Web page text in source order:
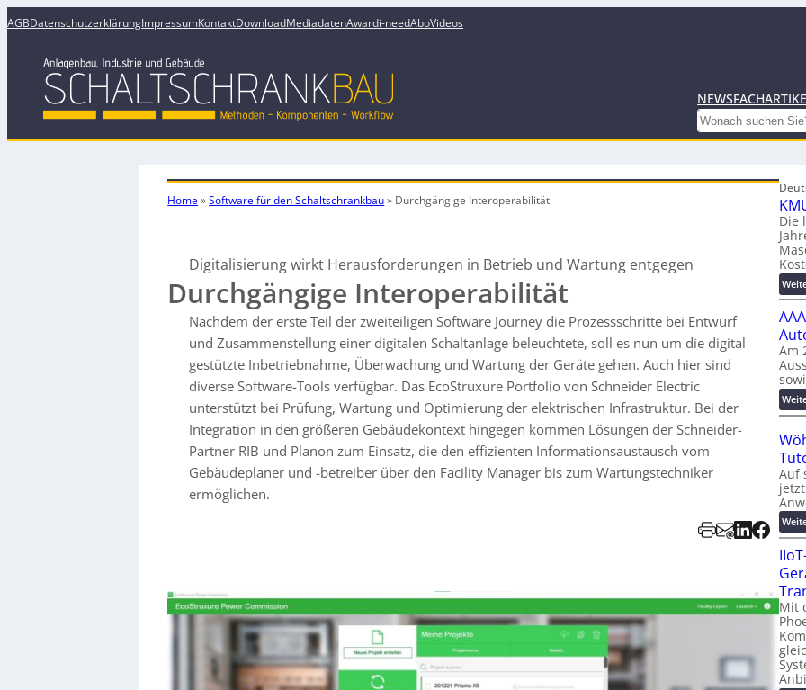
AGBDatenschutzerklärungImpressumKontaktDownloadMediadatenAwardi-needAboVideos
NEWS
Search
Home»Software für den Schaltschrankbau» Durchgängige Interoperabilität
Digitalisierung wirkt Herausforderungen in Betrieb und Wartung entgegen
Durchgängige Interoperabilität
Nachdem der erste Teil der zweiteiligen Software Journey die Prozessschritte bei Entwurf
und Zusammenstellung einer digitalen Schaltanlage beleuchtete, soll es nun um die digital
gestützte Inbetriebnahme, Überwachung und Wartung der Geräte gehen. Auch hier sind
diverse Software-Tools verfügbar. Das EcoStruxure Portfolio von Schneider Electric
unterstützt bei Prüfung, Wartung und Optimierung der elektrischen Infrastruktur. Bei der
Integration in den größeren Gebäudekontext hingegen kommen Lösungen der Schneider-
Partner RIB und Planon zum Einsatz, die den effizienten Informationsaustausch vom
Gebäudeplaner und -betreiber über den Facility Manager bis zum Wartungstechniker
ermöglichen.
Die
Am
Auf
Mit